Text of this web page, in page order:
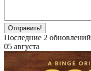
Отправить!
Последние 2 обновлений
05 августа